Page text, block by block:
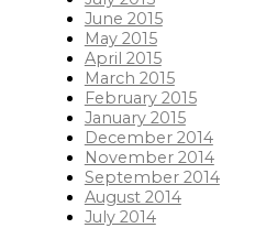
June 2015
May 2015
April 2015
March 2015
February 2015
January 2015
December 2014
November 2014
September 2014
August 2014
July 2014